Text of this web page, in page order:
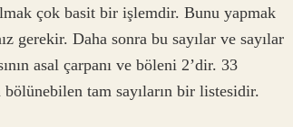
çok basit bir işlemdir. Bunu yapmak
gerekir. Daha sonra bu sayılar ve sayılar
asal çarpanı ve böleni 2’dir. 33
bölünebilen tam sayıların bir listesidir.